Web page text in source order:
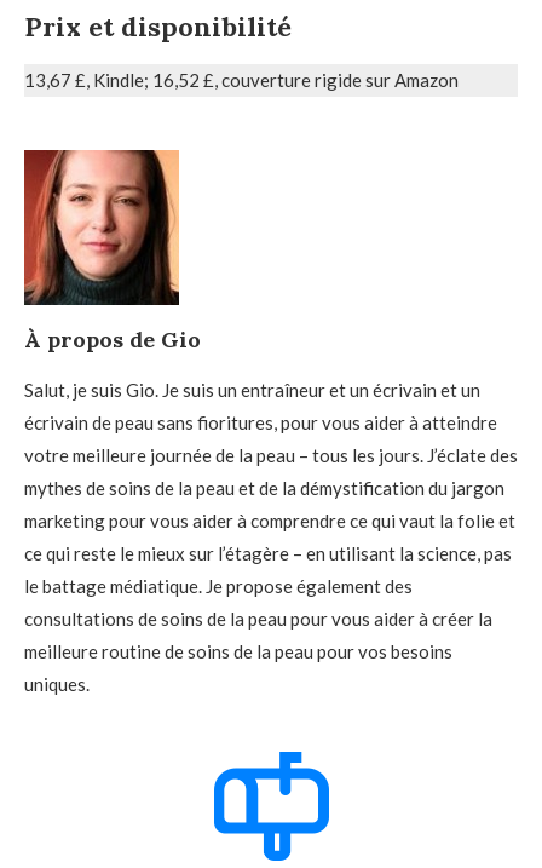
Prix et disponibilité
13,67 £, Kindle; 16,52 £, couverture rigide sur Amazon
À propos de Gio
Salut, je suis Gio. Je suis un entraîneur et un écrivain et un
écrivain de peau sans fioritures, pour vous aider à atteindre
votre meilleure journée de la peau – tous les jours. J’éclate des
mythes de soins de la peau et de la démystification du jargon
marketing pour vous aider à comprendre ce qui vaut la folie et
ce qui reste le mieux sur l’étagère – en utilisant la science, pas
le battage médiatique. Je propose également des
consultations de soins de la peau pour vous aider à créer la
meilleure routine de soins de la peau pour vos besoins
uniques.